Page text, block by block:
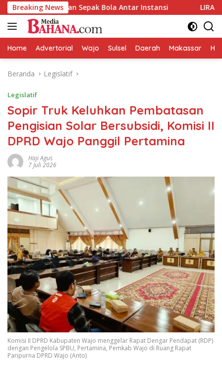
Langsung
ke
konten
Breaking News
Sepak Bola Antar Instansi LIRA Wajo Desak
Home Advertorial Wajo Sulsel Daerah Makassar
Beranda Legislatif
Legislatif
Sopir Truk Keluhkan Pembatasan
Pengisian Solar Bersubsidi, Komisi II
DPRD Wajo Panggil Pertamina
Haji Agus
7 Juli 2026
Komisi II DPRD Kabupaten Wajo menggelar Rapat Dengar Pendapat (RDP)
dengan Pengelola SPBU, Pertamina, Pemkab Wajo di Ruang Rapat
Paripurna DPRD Wajo (Anto)